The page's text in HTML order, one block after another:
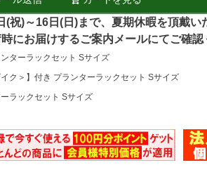
(祝)～16日(日)まで、夏期休暇を頂戴い
届けするご案内メールにてご確認
ターラックセット Sサイズ
ク＞】付き プランターラックセット Sサイズ
ラックセット Sサイズ